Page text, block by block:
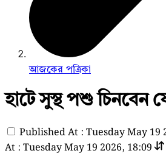
আজকের পত্রিকা
হাটে সুস্থ পশু চিনবেন
Published At : Tuesday May 19
At : Tuesday May 19 2026, 18:09